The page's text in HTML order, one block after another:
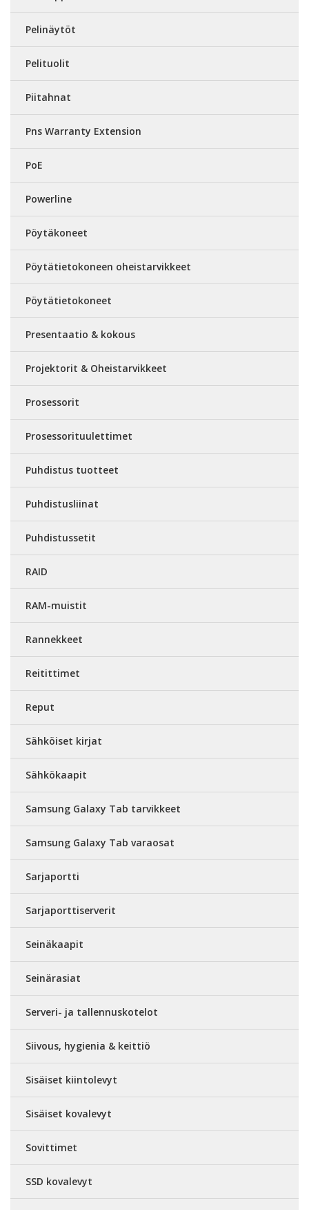
Pelinäytöt
Pelituolit
Piitahnat
Pns Warranty Extension
PoE
Powerline
Pöytäkoneet
Pöytätietokoneen oheistarvikkeet
Pöytätietokoneet
Presentaatio & kokous
Projektorit & Oheistarvikkeet
Prosessorit
Prosessorituulettimet
Puhdistus tuotteet
Puhdistusliinat
Puhdistussetit
RAID
RAM-muistit
Rannekkeet
Reitittimet
Reput
Sähköiset kirjat
Sähkökaapit
Samsung Galaxy Tab tarvikkeet
Samsung Galaxy Tab varaosat
Sarjaportti
Sarjaporttiserverit
Seinäkaapit
Seinärasiat
Serveri- ja tallennuskotelot
Siivous, hygienia & keittiö
Sisäiset kiintolevyt
Sisäiset kovalevyt
Sovittimet
SSD kovalevyt